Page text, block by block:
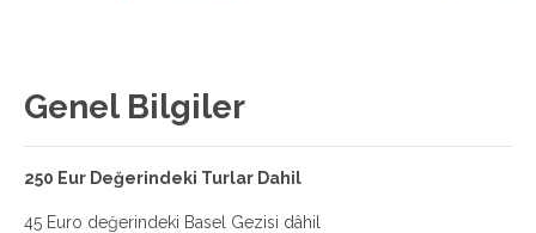
Genel Bilgiler
250 Eur Değerindeki Turlar Dahil
45 Euro değerindeki Basel Gezisi dâhil